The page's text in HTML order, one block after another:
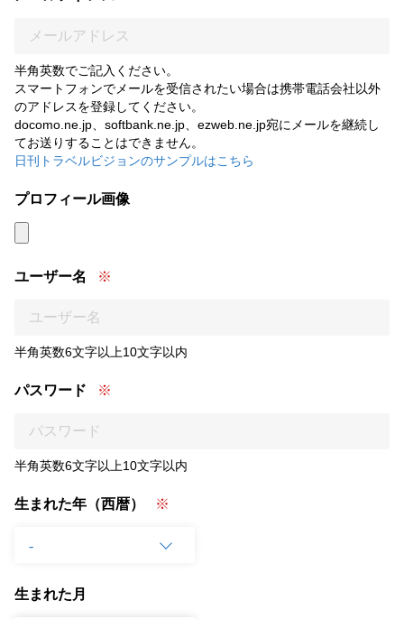
半角英数でご記入ください。
スマートフォンでメールを受信されたい場合は携帯電話会社以外
のアドレスを登録してください。
docomo.ne.jp、softbank.ne.jp、ezweb.ne.jp宛にメールを継続し
てお送りすることはできません。
日刊トラベルビジョンのサンプルはこちら
プロフィール画像
ユーザー名
半角英数6文字以上10文字以内
パスワード
半角英数6文字以上10文字以内
生まれた年（西暦）
生まれた月